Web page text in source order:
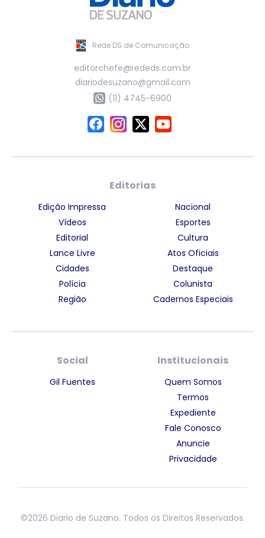
Rede DS de Comunicação
editorchefe@rededs.com.br
diariodesuzano@gmail.com
(11) 4745-6900
Editorias
Edição Impressa
Vídeos
Editorial
Lance Livre
Cidades
Polícia
Região
Nacional
Esportes
Cultura
Atos Oficiais
Destaque
Colunista
Cadernos Especiais
Social
Gil Fuentes
Institucionais
Quem Somos
Termos
Expediente
Fale Conosco
Anuncie
Privacidade
©2026 Diario de Suzano. Todos os Direitos Reservados.